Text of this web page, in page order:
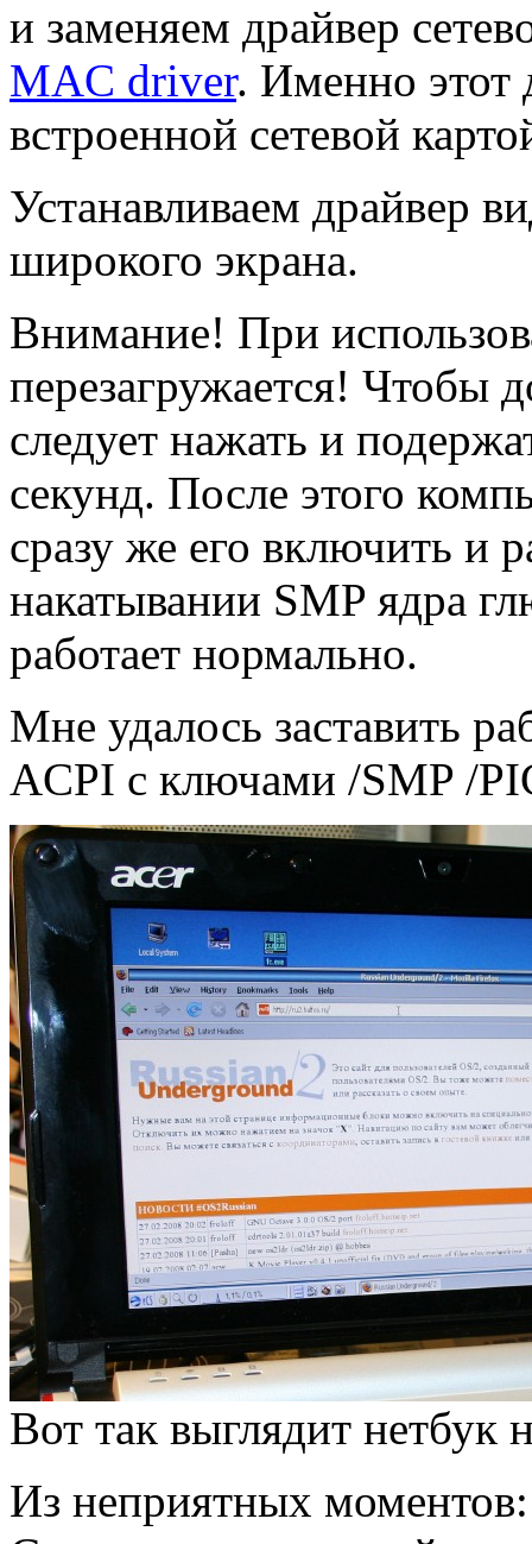
и заменяем драйвер
MAC driver. Именно этот
встроенной сетевой
Устанавливаем драйвер
широкого экрана.
Внимание! При
перезагружается! Чтобы
следует нажать и
секунд. После этого
сразу же его включить и
накатывании SMP ядра
работает нормально.
Мне удалось заставить
ACPI с ключами /SMP /
Вот так выглядит нетбук
Из неприятных моментов: